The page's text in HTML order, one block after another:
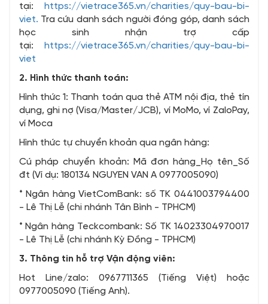
tại:
https://vietrace365.vn/charities/quy-bau-bi-
viet. Tra cứu danh sách người đóng góp, danh sách
học sinh nhận trợ cấp
tại:
https://vietrace365.vn/charities/quy-bau-bi-
viet
2. Hình thức thanh toán:
Hình thức 1: Thanh toán qua thẻ ATM nội địa, thẻ tín
dụng, ghi nợ (Visa/Master/JCB), ví MoMo, ví ZaloPay,
ví Moca
Hình thức tự chuyển khoản qua ngân hàng:
Cú pháp chuyển khoản: Mã đơn hàng_Họ tên_Số
đt (Ví dụ: 180134 NGUYEN VAN A 0977005090)
* Ngân hàng VietComBank: số TK 0441003794400
- Lê Thị Lễ (chi nhánh Tân Bình - TPHCM)
* Ngân hàng Teckcombank: Số TK 14023304970017
- Lê Thị Lễ (chi nhánh Kỳ Đồng - TPHCM)
3. Thông tin hỗ trợ Vận động viên:
Hot Line/zalo: 0967711365 (Tiếng Việt) hoặc
0977005090 (Tiếng Anh).